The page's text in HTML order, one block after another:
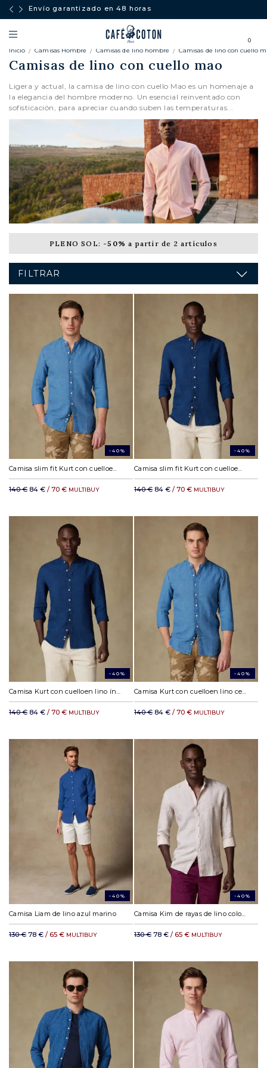
Envío garantizado en 48 horas
0
Inicio Camisas Hombre Camisas de lino hombre Camisas de lino con cuello
Camisas de lino con cuello mao
Ligera y actual, la camisa de lino con cuello Mao es un homenaje a
la elegancia del hombre moderno. Un esencial reinventado con
sofisticación, para apreciar cuando suben las temperaturas...
PLENO SOL: -50% a partir de 2 artículos
FILTRAR
-40%
Camisa slim fit Kurt con cuelloen lino celeste
140 € 84 € / 70 € MULTIBUY
-40%
Camisa slim fit Kurt con cuelloen lino índigo
140 € 84 € / 70 € MULTIBUY
-40%
140 € 84 € / 70 € MULTIBUY
-40%
140 € 84 € / 70 € MULTIBUY
-40%
Camisa Liam de lino azul marino
130 € 78 € / 65 € MULTIBUY
-40%
Camisa Kim de rayas de lino color arena
130 € 78 € / 65 € MULTIBUY